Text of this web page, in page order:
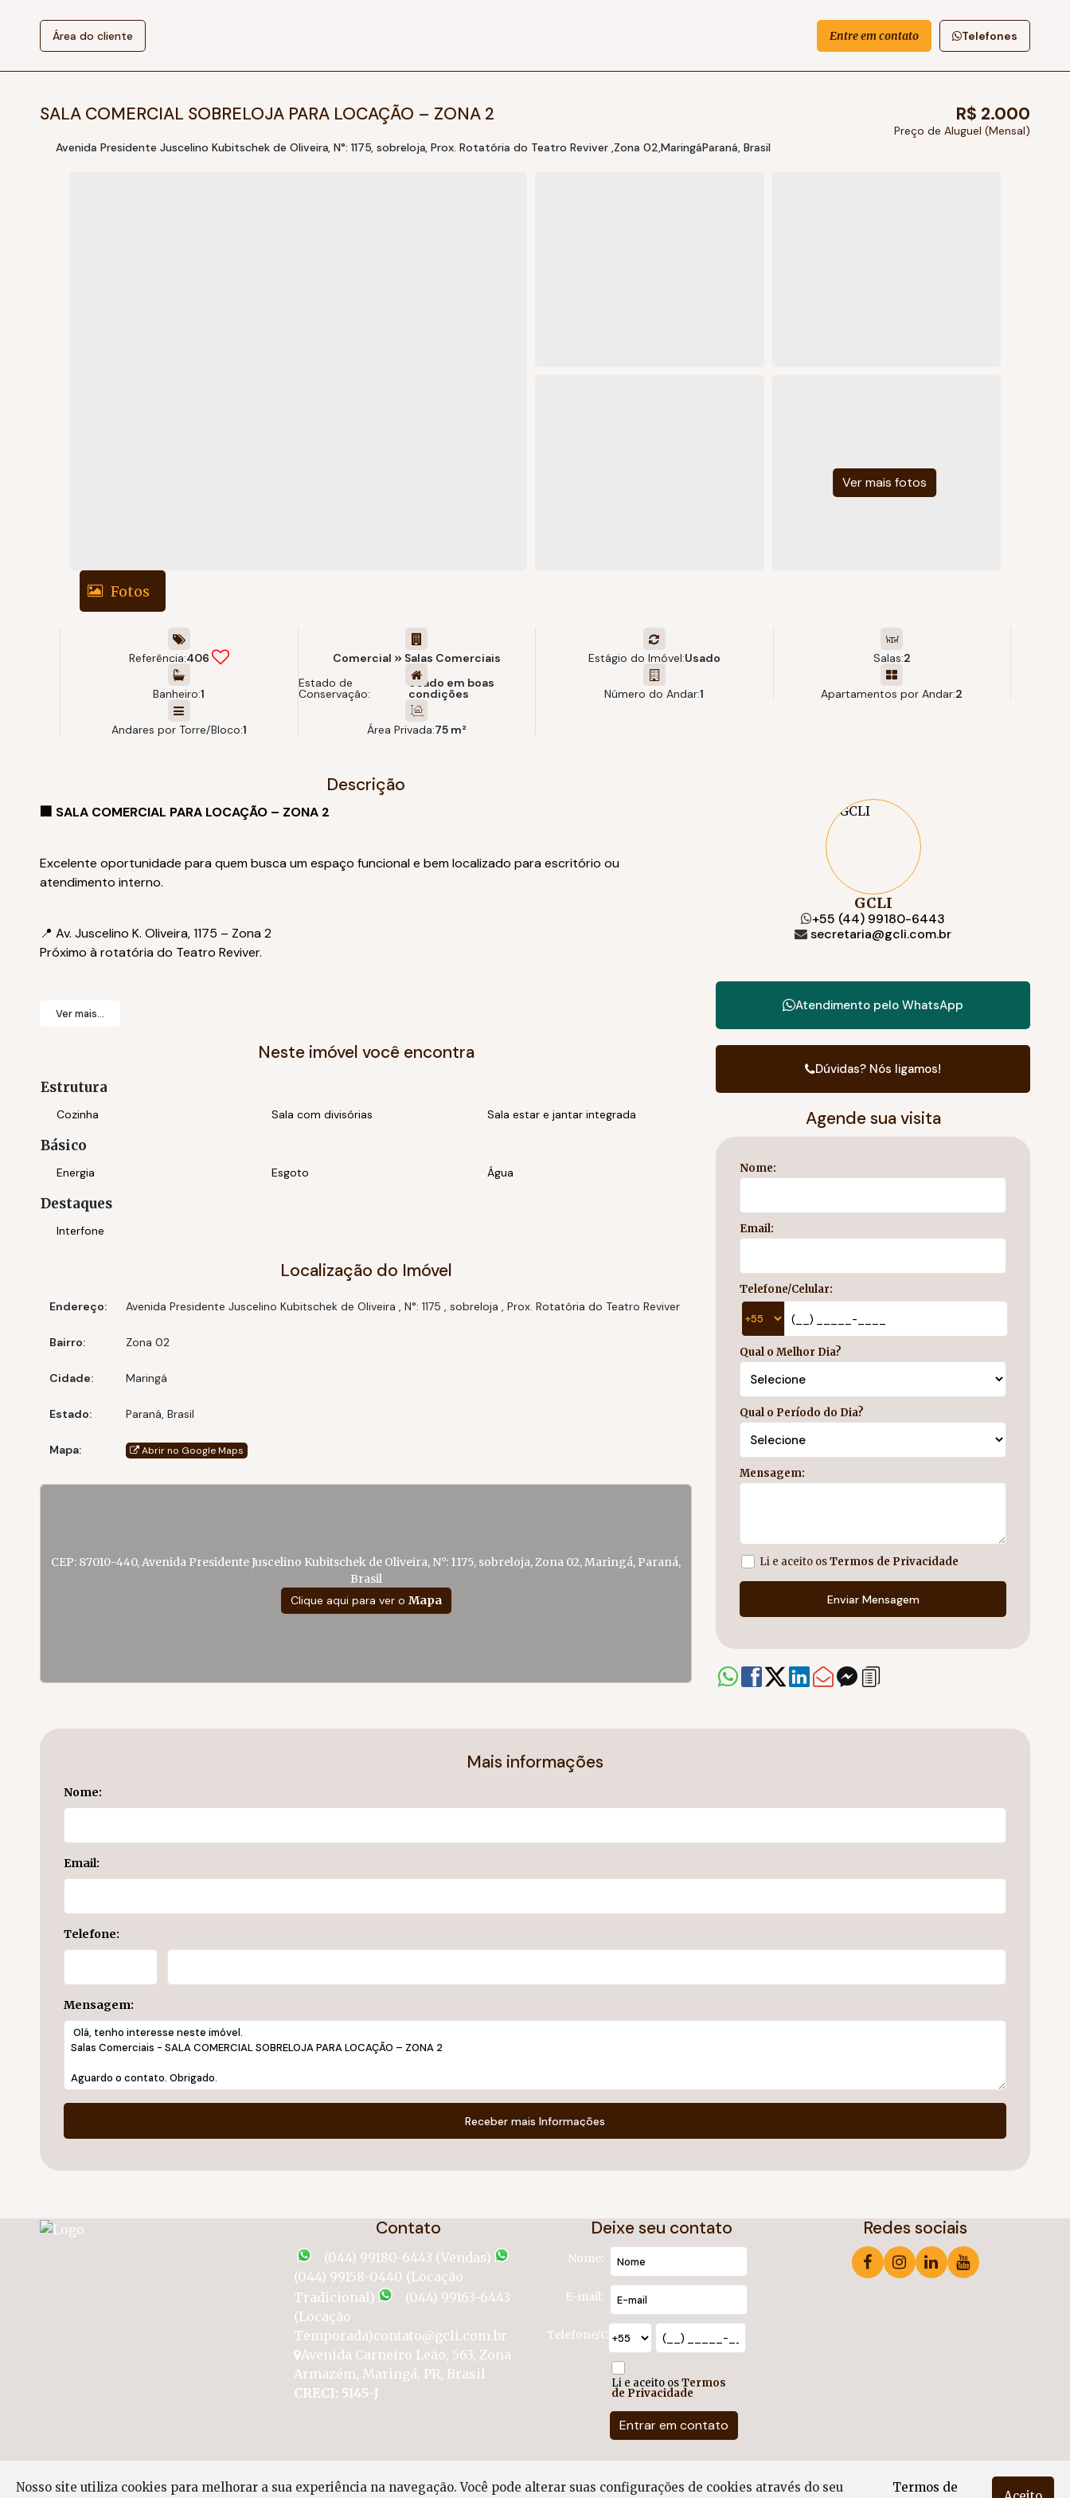
Telefones
Entre em contato
Área do cliente
Nosso site utiliza cookies para melhorar a sua experiência na navegação. Você pode alterar suas configurações de cookies através do seu
Termos de
SALA COMERCIAL SOBRELOJA PARA LOCAÇÃO – ZONA 2 R$ 2.000
Preço de Aluguel (Mensal)
Avenida Presidente Juscelino Kubitschek de Oliveira, N°: 1175, sobreloja, Prox. Rotatória do Teatro Reviver Zona 02 MaringáParaná, Brasil
Fotos
Referência:406 Comercial » Salas Comerciais Estágio do Imóvel:Usado Salas:2
Banheiro:1
Estado de
Conservação:
Usado em boas
condições Número do Andar:1 Apartamentos por Andar:2
Andares por Torre/Bloco:1 Área Privada:75 m²
Descrição
🏢 SALA COMERCIAL PARA LOCAÇÃO – ZONA 2
Excelente oportunidade para quem busca um espaço funcional e bem localizado para escritório ou
atendimento interno.
📍 Av. Juscelino K. Oliveira, 1175 – Zona 2
Próximo à rotatória do Teatro Reviver.
* Aproximadamente 70m²
* Pequena cozinha
* Acesso por escada
* Entrada lateral
💼 Ideal para:
Escritórios administrativos, contabilidade, engenharia, marketing, suporte comercial e profissionais que não
💰Valor do aluguel: R$ 2.000,00
✅ Livre de IPTU
Ver mais...
Neste imóvel você encontra
Estrutura
Cozinha Sala com divisórias Sala estar e jantar integrada
Básico
Energia Esgoto Água
Destaques
Interfone
Localização do Imóvel
Endereço: Avenida Presidente Juscelino Kubitschek de Oliveira , N°: 1175 , sobreloja , Prox. Rotatória do Teatro Reviver
Bairro: Zona 02
Cidade: Maringá
Estado: Paraná, Brasil
Mapa: Abrir no Google Maps
CEP: 87010-440, Avenida Presidente Juscelino Kubitschek de Oliveira, N°: 1175, sobreloja, Zona 02, Maringá, Paraná,
Brasil
Clique aqui para ver o Mapa
GCLI
+55 (44) 99180-6443
secretaria@gcli.com.br
Atendimento peloWhatsApp
Dúvidas? Nós ligamos!
Agende sua visita
Nome:
Email:
Telefone/Celular:
Qual o Melhor Dia?
Qual o Período do Dia?
Mensagem:
Li e aceito osTermos de Privacidade
Mais informações
Nome:
Email:
Telefone:
Mensagem:
Contato
(044) 99180-6443 (Vendas)
(044) 99158-0440 (Locação
Tradicional)
(044) 99163-6443
(Locação
Temporada)contato@gcli.com.br
Avenida Carneiro Leão, 563, Zona
Armazém, Maringá, PR, Brasil
CRECI: 5145-J
Deixe seu contato
Nome:
E-mail:
Telefone/Celular:
Li e aceito osTermos
de Privacidade
Redes sociais